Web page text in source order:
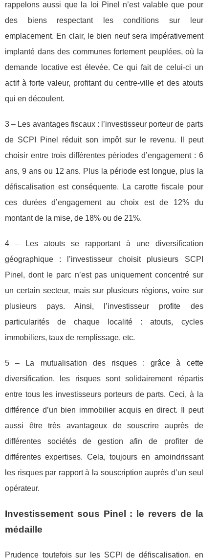
rappelons aussi que la loi Pinel n’est valable que pour
des biens respectant les conditions sur leur
emplacement. En clair, le bien neuf sera impérativement
implanté dans des communes fortement peuplées, où la
demande locative est élevée. Ce qui fait de celui-ci un
actif à forte valeur, profitant du centre-ville et des atouts
qui en découlent.
3 – Les avantages fiscaux : l’investisseur porteur de parts
de SCPI Pinel réduit son impôt sur le revenu. Il peut
choisir entre trois différentes périodes d’engagement : 6
ans, 9 ans ou 12 ans. Plus la période est longue, plus la
défiscalisation est conséquente. La carotte fiscale pour
ces durées d’engagement au choix est de 12% du
montant de la mise, de 18% ou de 21%.
4 – Les atouts se rapportant à une diversification
géographique : l’investisseur choisit plusieurs SCPI
Pinel, dont le parc n’est pas uniquement concentré sur
un certain secteur, mais sur plusieurs régions, voire sur
plusieurs pays. Ainsi, l’investisseur profite des
particularités de chaque localité : atouts, cycles
immobiliers, taux de remplissage, etc.
5 – La mutualisation des risques : grâce à cette
diversification, les risques sont solidairement répartis
entre tous les investisseurs porteurs de parts. Ceci, à la
différence d’un bien immobilier acquis en direct. Il peut
aussi être très avantageux de souscrire auprès de
différentes sociétés de gestion afin de profiter de
différentes expertises. Cela, toujours en amoindrissant
les risques par rapport à la souscription auprès d’un seul
opérateur.
Investissement sous Pinel : le revers de la
médaille
Prudence toutefois sur les SCPI de défiscalisation, en